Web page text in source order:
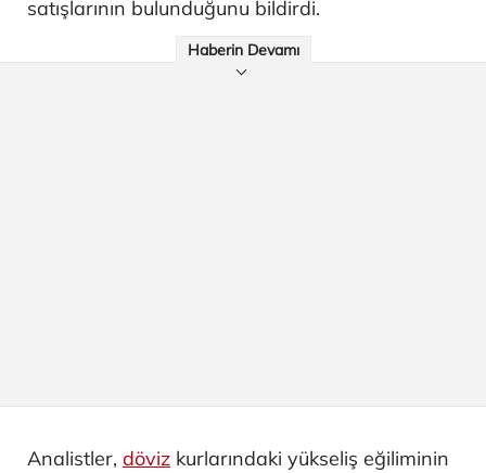
satışlarının bulunduğunu bildirdi.
Haberin Devamı
Analistler, döviz kurlarındaki yükseliş eğiliminin